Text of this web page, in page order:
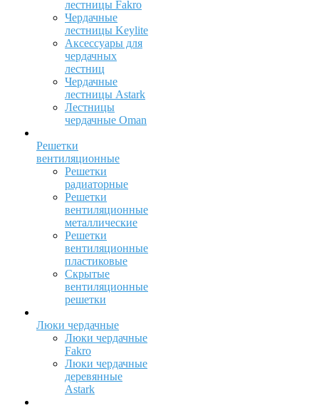
лестницы Fakro
Чердачные
лестницы Keylite
Аксессуары для
чердачных
лестниц
Чердачные
лестницы Astark
Лестницы
чердачные Oman
Решетки
вентиляционные
Решетки
радиаторные
Решетки
вентиляционные
металлические
Решетки
вентиляционные
пластиковые
Скрытые
вентиляционные
решетки
Люки чердачные
Люки чердачные
Fakro
Люки чердачные
деревянные
Astark